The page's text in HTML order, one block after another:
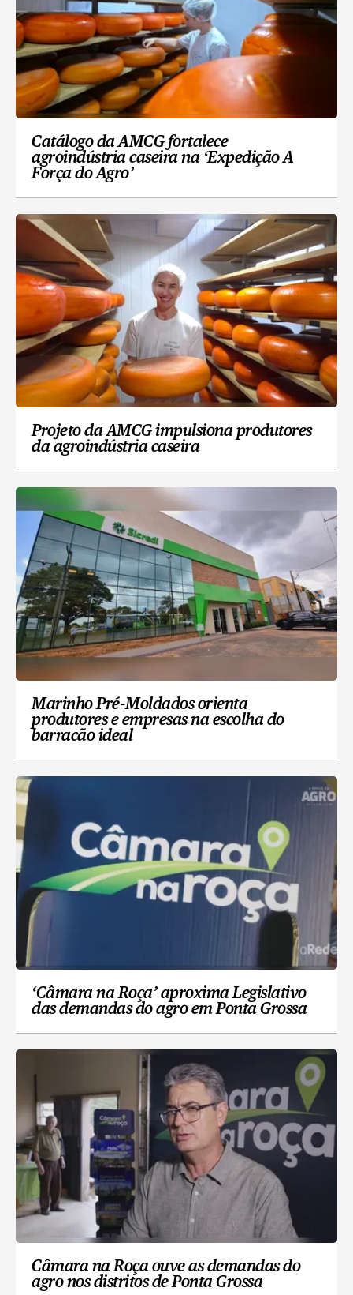
Catálogo da AMCG fortalece
agroindústria caseira na ‘Expedição A
Força do Agro’
Projeto da AMCG impulsiona produtores
da agroindústria caseira
Marinho Pré-Moldados orienta
produtores e empresas na escolha do
barracão ideal
‘Câmara na Roça’ aproxima Legislativo
das demandas do agro em Ponta Grossa
Câmara na Roça ouve as demandas do
agro nos distritos de Ponta Grossa